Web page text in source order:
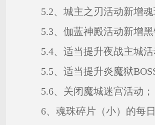
5.2、城主之刃活动新增魂
5.3、伽蓝神殿活动新增黑
5.4、适当提升夜战主城活
5.5、适当提升炎魔狱
5.6、关闭魔城迷宫活动；
6、魂珠碎片（小）的每日